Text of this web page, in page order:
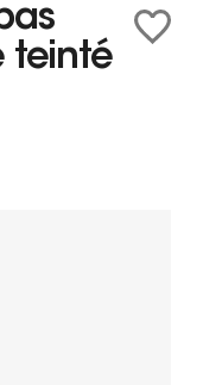
teinté